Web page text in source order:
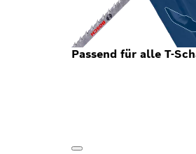
Passend für alle T-